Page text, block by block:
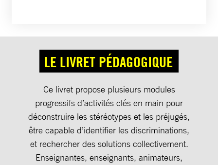
LE LIVRET PÉDAGOGIQUE
Ce livret propose plusieurs modules
progressifs d’activités clés en main pour
déconstruire les stéréotypes et les préjugés,
être capable d’identifier les discriminations,
et rechercher des solutions collectivement.
Enseignantes, enseignants, animateurs,